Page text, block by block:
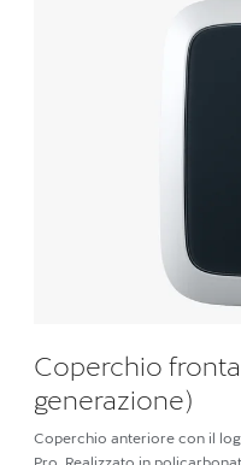
Coperchio
generazione)
Coperchio anteriore con il